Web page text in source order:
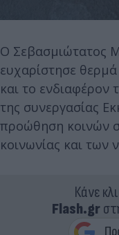
Ο Σεβασμιώτατος
ευχαρίστησε
και το ενδιαφέρον
της συνεργασίας
προώθηση κοινών
κοινωνίας και των
Κάνε
Flash.gr